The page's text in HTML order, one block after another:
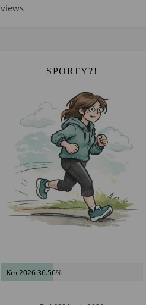
views
SPORTY?!
Km 2026 36.56%